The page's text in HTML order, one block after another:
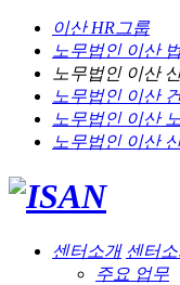
이산 HR그룹
노무법인 이산
노무법인 이산
노무법인 이산
노무법인 이산
노무법인 이산
센터소개 센터
주요 업무